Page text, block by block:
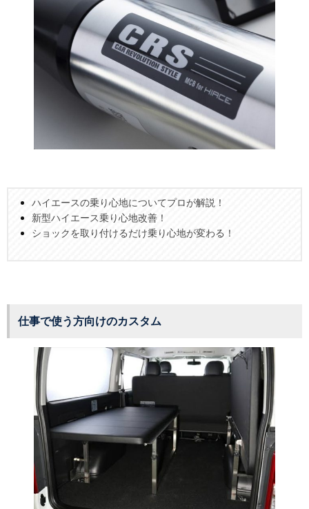
ハイエースの乗り心地についてプロが解説！
新型ハイエース乗り心地改善！
ショックを取り付けるだけ乗り心地が変わる！
仕事で使う方向けのカスタム